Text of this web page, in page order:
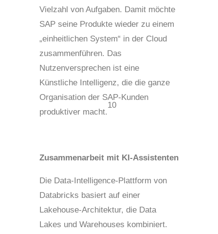
Vielzahl von Aufgaben. Damit möchte
SAP seine Produkte wieder zu einem
„einheitlichen System“ in der Cloud
zusammenführen. Das
Nutzenversprechen ist eine
Künstliche Intelligenz, die die ganze
Organisation der SAP-Kunden
produktiver macht.
10
Zusammenarbeit mit KI-Assistenten
Die Data-Intelligence-Plattform von
Databricks basiert auf einer
Lakehouse-Architektur, die Data
Lakes und Warehouses kombiniert.